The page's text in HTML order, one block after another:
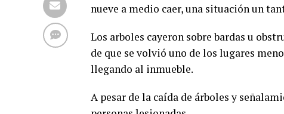
nueve a medio caer, una situación un
Los arboles cayeron sobre bardas u
de que se volvió uno de los lugares
llegando al inmueble.
A pesar de la caída de árboles y